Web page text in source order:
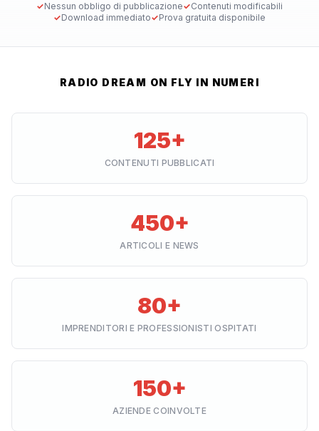
✓Nessun obbligo di pubblicazione✓Contenuti modificabili
✓Download immediato✓Prova gratuita disponibile
RADIO DREAM ON FLY IN NUMERI
125+
CONTENUTI PUBBLICATI
450+
ARTICOLI E NEWS
80+
IMPRENDITORI E PROFESSIONISTI OSPITATI
150+
AZIENDE COINVOLTE